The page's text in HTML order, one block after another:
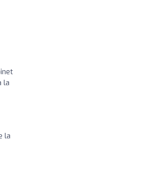
la
la